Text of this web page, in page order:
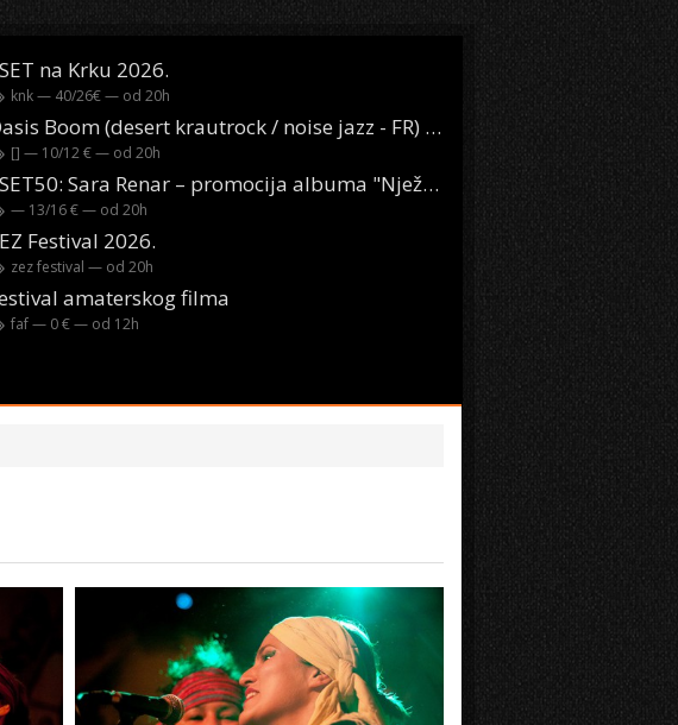
na Krku 2026.
knk— 40/26€ — od 20h
Oasis Boom (desert krautrock / noise jazz - FR) @ KONTEJNER
[] — 10/12 € — od 20h
KSET50: Sara Renar – promocija albuma "Nježne riječi" @ Močvara
— 13/16 € — od 20h
Festival 2026.
zez festival — od 20h
amaterskog filma
faf— 0 € — od 12h